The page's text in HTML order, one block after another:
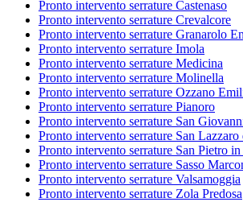
Pronto intervento serrature Castenaso
Pronto intervento serrature Crevalcore
Pronto intervento serrature Granarolo
Pronto intervento serrature Imola
Pronto intervento serrature Medicina
Pronto intervento serrature Molinella
Pronto intervento serrature Ozzano
Pronto intervento serrature Pianoro
Pronto intervento serrature San
Pronto intervento serrature San Lazzaro
Pronto intervento serrature San Pietro in
Pronto intervento serrature Sasso
Pronto intervento serrature Valsamoggia
Pronto intervento serrature Zola Predosa